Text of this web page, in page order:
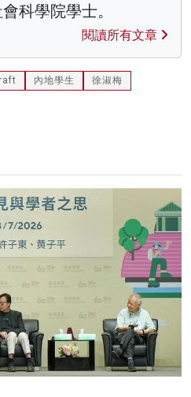
科學院學士。
閱讀所有文章
內地學生
徐淑梅